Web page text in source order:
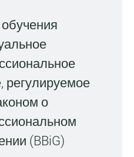
регулируемое
о
(BBiG)